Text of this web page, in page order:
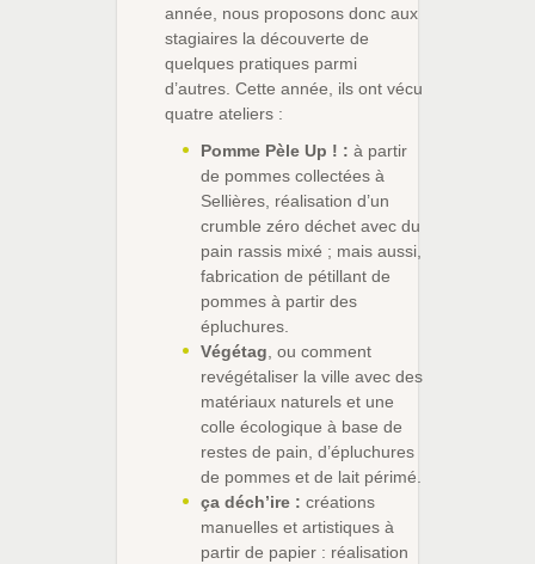
année, nous proposons donc aux
stagiaires la découverte de
quelques pratiques parmi
d’autres. Cette année, ils ont vécu
quatre ateliers :
Pomme Pèle Up ! : à partir
de pommes collectées à
Sellières, réalisation d’un
crumble zéro déchet avec du
pain rassis mixé ; mais aussi,
fabrication de pétillant de
pommes à partir des
épluchures.
Végétag , ou comment
revégétaliser la ville avec des
matériaux naturels et une
colle écologique à base de
restes de pain, d’épluchures
de pommes et de lait périmé.
ça déch’ire : créations
manuelles et artistiques à
partir de papier : réalisation